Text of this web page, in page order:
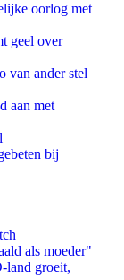
oorlog met
geel over
van ander stel
aan met
bij
als moeder"
land groeit,